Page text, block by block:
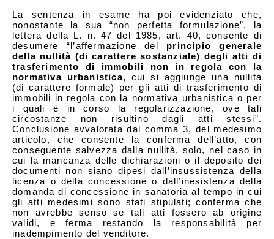
La sentenza in esame ha poi evidenziato che,
nonostante la sua “non perfetta formulazione”, la
lettera della L. n. 47 del 1985, art. 40, consente di
desumere “l’affermazione del principio generale
della nullità (di carattere sostanziale) degli atti di
trasferimento di immobili non in regola con la
normativa urbanistica, cui si aggiunge una nullità
(di carattere formale) per gli atti di trasferimento di
immobili in regola con la normativa urbanistica o per
i quali è in corso la regolarizzazione, ove tali
circostanze non risultino dagli atti stessi”.
Conclusione avvalorata dal comma 3, del medesimo
articolo, che consente la conferma dell’atto, con
conseguente salvezza dalla nullità, solo, nel caso in
cui la mancanza delle dichiarazioni o il deposito dei
documenti non siano dipesi dall’insussistenza della
licenza o della concessione o dall’inesistenza della
domanda di concessione in sanatoria al tempo in cui
gli atti medesimi sono stati stipulati; conferma che
non avrebbe senso se tali atti fossero ab origine
validi, e ferma restando la responsabilità per
inadempimento del venditore.